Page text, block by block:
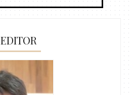
EDITOR